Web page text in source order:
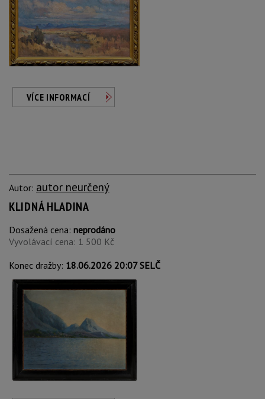
VÍCE INFORMACÍ
Autor: autor neurčený
KLIDNÁ HLADINA
Dosažená cena: neprodáno
Vyvolávací cena: 1 500 Kč
Konec dražby: 18.06.2026 20:07 SELČ